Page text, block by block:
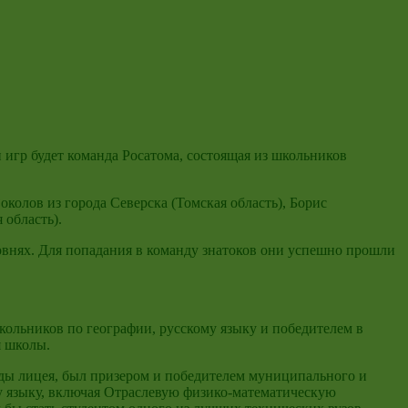
будет команда Росатома, состоящая из школьников
из города Северска (Томская область), Борис
Для попадания в команду знатоков они успешно прошли
по географии, русскому языку и победителем в
школы.
лицея, был призером и победителем муниципального и
включая Отраслевую физико-математическую